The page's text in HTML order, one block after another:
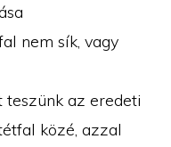
nem sík, vagy
az eredeti
közé, azzal